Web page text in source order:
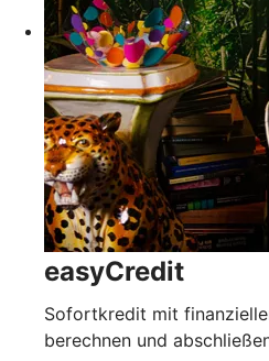
easyCredit
Sofortkredit mit
berechnen und